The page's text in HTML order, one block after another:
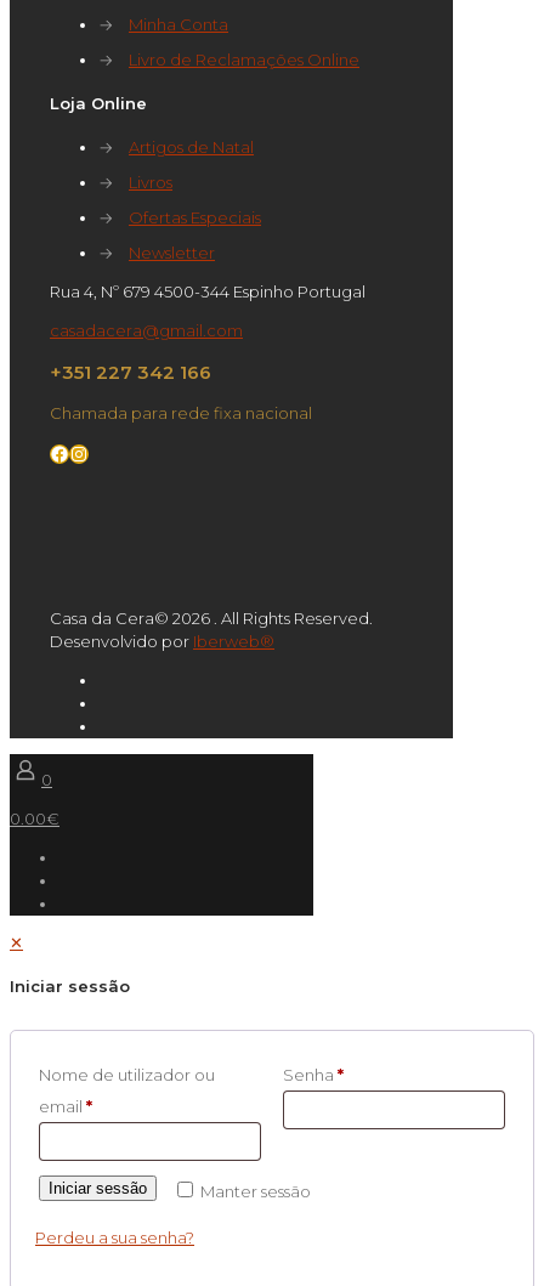
→
Minha Conta
→
Livro de Reclamações Online
Loja Online
→
Artigos de Natal
→
Livros
→
Ofertas Especiais
→
Newsletter
Rua 4, Nº 679 4500-344 Espinho Portugal
casadacera@gmail.com
+351 227 342 166
Chamada para rede fixa nacional
Facebook
Instagram
Casa da Cera© 2026 . All Rights Reserved.
Desenvolvido por Iberweb®
0
0.00€
✕
Iniciar sessão
Nome de utilizador ou
email *
Senha *
Manter sessão
Iniciar sessão
Perdeu a sua senha?